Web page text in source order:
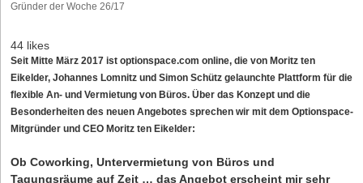
Gründer der Woche 26/17
44 likes
Seit Mitte März 2017 ist optionspace.com online, die von Moritz ten
Eikelder, Johannes Lomnitz und Simon Schütz gelaunchte Plattform für die
flexible An- und Vermietung von Büros. Über das Konzept und die
Besonderheiten des neuen Angebotes sprechen wir mit dem Optionspace-
Mitgründer und CEO Moritz ten Eikelder:
Ob Coworking, Untervermietung von Büros und
Tagungsräume auf Zeit … das Angebot erscheint mir sehr